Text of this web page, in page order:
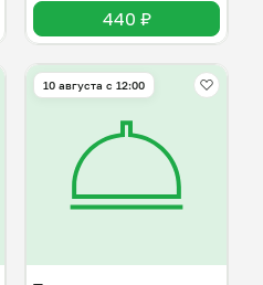
440 ₽
10 августа с 12:00